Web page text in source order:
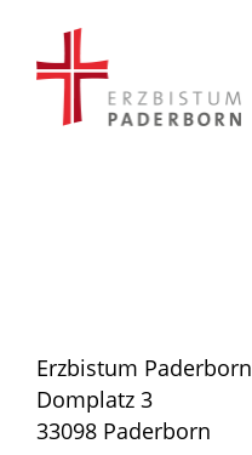
Erzbistum Paderborn
Domplatz 3
33098 Paderborn